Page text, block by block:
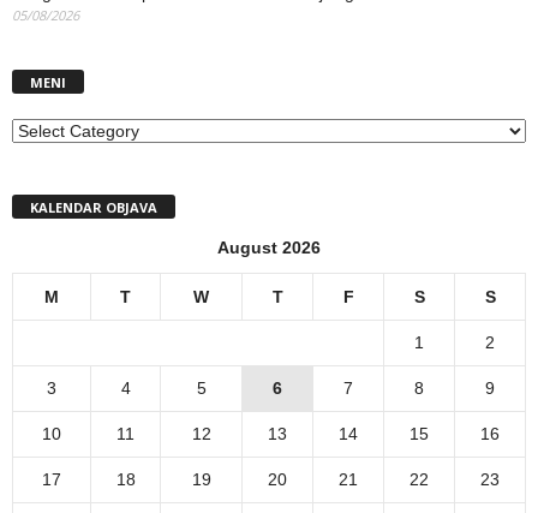
05/08/2026
MENI
MENI
KALENDAR OBJAVA
August 2026
M T W T F S S
1 2
3 4 5 6 7 8 9
10 11 12 13 14 15 16
17 18 19 20 21 22 23